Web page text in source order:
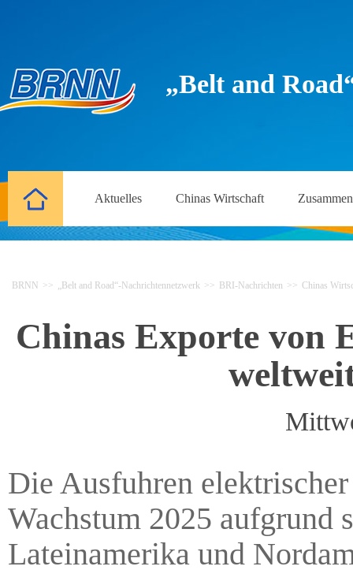
„Belt and
Aktuelles Chinas Wirtschaft
BRNN >> „Belt and Road“-Nachrichtennetzwerk >> BRI-Nachrichten >> Chinas
Chinas Exporte von
Die Ausfuhren
Wachstum 2025 aufgrund
Lateinamerika und